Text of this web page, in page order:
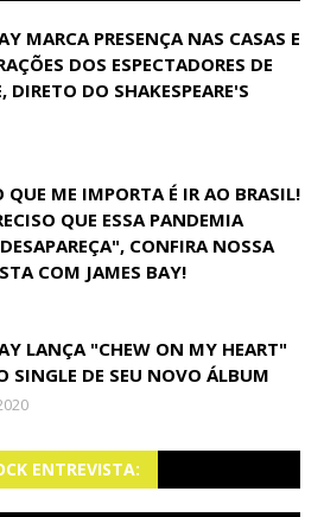
MARCA PRESENÇA NAS CASAS E
DOS ESPECTADORES DE
DIRETO DO SHAKESPEARE'S
QUE ME IMPORTA É IR AO BRASIL!
QUE ESSA PANDEMIA
CONFIRA NOSSA
COM JAMES BAY!
LANÇA "CHEW ON MY HEART"
SINGLE DE SEU NOVO ÁLBUM
ENTREVISTA: